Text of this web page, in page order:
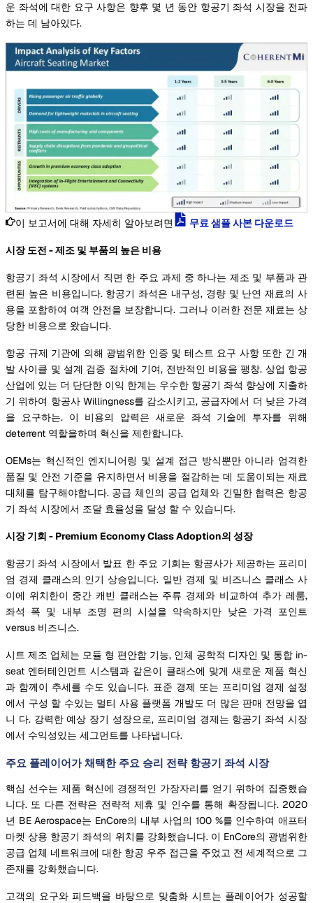
운 좌석에 대한 요구 사항은 향후 몇 년 동안 항공기 좌석 시장을 전파
하는 데 남아있다.
이 보고서에 대해 자세히 알아보려면 무료 샘플 사본 다운로드
시장 도전 - 제조 및 부품의 높은 비용
항공기 좌석 시장에서 직면 한 주요 과제 중 하나는 제조 및 부품과 관
련된 높은 비용입니다. 항공기 좌석은 내구성, 경량 및 난연 재료의 사
용을 포함하여 여객 안전을 보장합니다. 그러나 이러한 전문 재료는 상
당한 비용으로 왔습니다.
항공 규제 기관에 의해 광범위한 인증 및 테스트 요구 사항 또한 긴 개
발 사이클 및 설계 검증 절차에 기여, 전반적인 비용을 팽창. 상업 항공
산업에 있는 더 단단한 이익 한계는 우수한 항공기 좌석 향상에 지출하
기 위하여 항공사 Willingness를 감소시키고, 공급자에서 더 낮은 가격
을 요구하는. 이 비용의 압력은 새로운 좌석 기술에 투자를 위해
deterrent 역할을하며 혁신을 제한합니다.
OEMs는 혁신적인 엔지니어링 및 설계 접근 방식뿐만 아니라 엄격한
품질 및 안전 기준을 유지하면서 비용을 절감하는 데 도움이되는 재료
대체를 탐구해야합니다. 공급 체인의 공급 업체와 긴밀한 협력은 항공
기 좌석 시장에서 조달 효율성을 달성 할 수 있습니다.
시장 기회 - Premium Economy Class Adoption의 성장
항공기 좌석 시장에서 발표 한 주요 기회는 항공사가 제공하는 프리미
엄 경제 클래스의 인기 상승입니다. 일반 경제 및 비즈니스 클래스 사
이에 위치한이 중간 캐빈 클래스는 주류 경제와 비교하여 추가 레룸,
좌석 폭 및 내부 조명 편의 시설을 약속하지만 낮은 가격 포인트
versus 비즈니스.
시트 제조 업체는 모듈 형 편안함 기능, 인체 공학적 디자인 및 통합 in-
seat 엔터테인먼트 시스템과 같은이 클래스에 맞게 새로운 제품 혁신
과 함께이 추세를 수도 있습니다. 표준 경제 또는 프리미엄 경제 설정
에서 구성 할 수있는 멀티 사용 플랫폼 개발도 더 많은 판매 전망을 엽
니 다. 강력한 예상 장기 성장으로, 프리미엄 경제는 항공기 좌석 시장
에서 수익성있는 세그먼트를 나타냅니다.
주요 플레이어가 채택한 주요 승리 전략 항공기 좌석 시장
핵심 선수는 제품 혁신에 경쟁적인 가장자리를 얻기 위하여 집중했습
니다. 또 다른 전략은 전략적 제휴 및 인수를 통해 확장됩니다. 2020
년 BE Aerospace는 EnCore의 내부 사업의 100 %를 인수하여 애프터
마켓 상용 항공기 좌석의 위치를 강화했습니다. 이 EnCore의 광범위한
공급 업체 네트워크에 대한 항공 우주 접근을 주었고 전 세계적으로 그
존재를 강화했습니다.
고객의 요구와 피드백을 바탕으로 맞춤화 시트는 플레이어가 성공할